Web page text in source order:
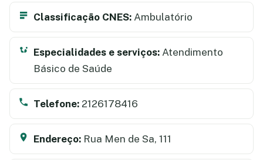
Classificação CNES: Ambulatório
Especialidades e serviços: Atendimento
Básico de Saúde
Telefone: 2126178416
Endereço: Rua Men de Sa, 111